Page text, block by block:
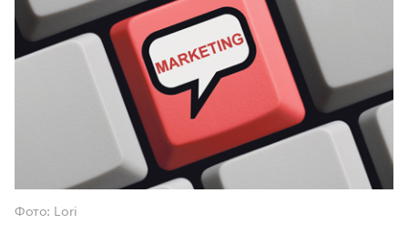
Фото: Lori